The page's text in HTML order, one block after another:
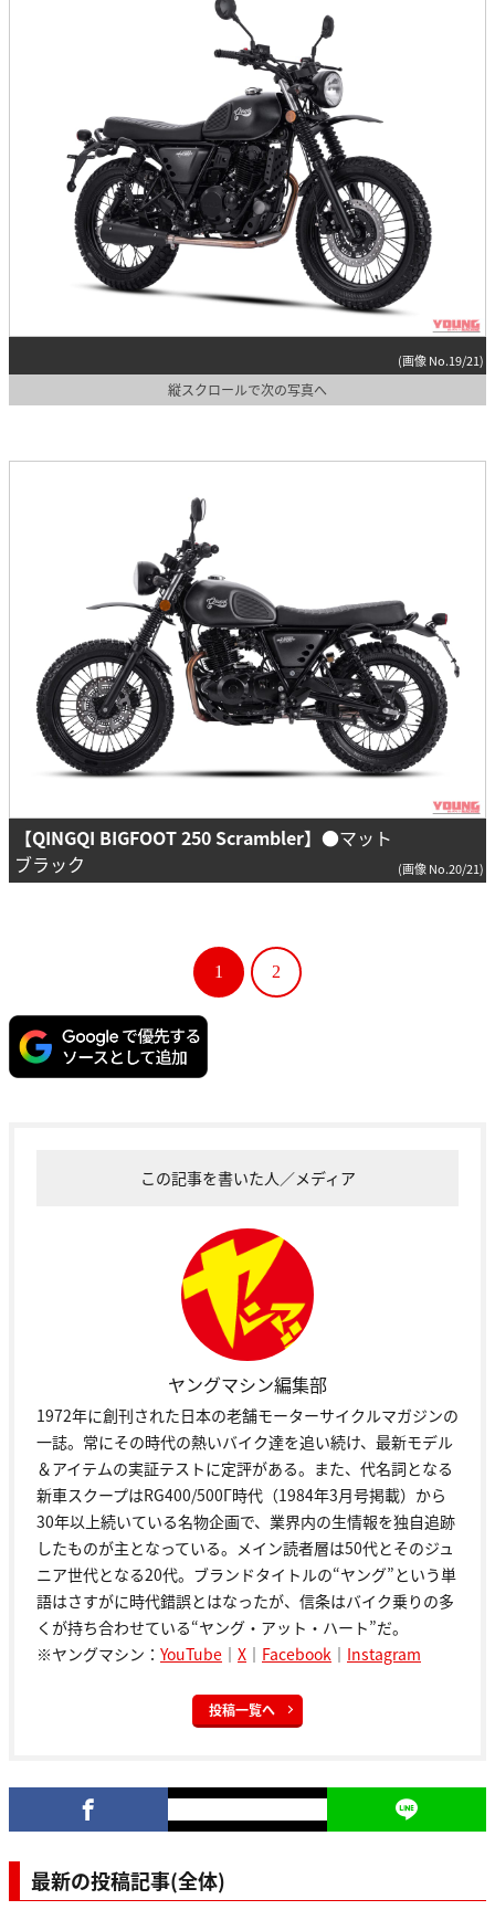
(画像 No.19/21)
縦スクロールで次の写真へ
【QINGQI BIGFOOT 250 Scrambler】 ●マット
ブラック
(画像 No.20/21)
1 2
この記事を書いた人／メディア
ヤングマシン編集部
1972年に創刊された日本の老舗モーターサイクルマガジンの
一誌。常にその時代の熱いバイク達を追い続け、最新モデル
＆アイテムの実証テストに定評がある。また、代名詞となる
新車スクープはRG400/500Γ時代（1984年3月号掲載）から
30年以上続いている名物企画で、業界内の生情報を独自追跡
したものが主となっている。メイン読者層は50代とそのジュ
ニア世代となる20代。ブランドタイトルの“ヤング”という単
語はさすがに時代錯誤とはなったが、信条はバイク乗りの多
くが持ち合わせている“ヤング・アット・ハート”だ。
※ヤングマシン： YouTube ｜ X ｜ Facebook ｜ Instagram
投稿一覧へ
最新の投稿記事(全体)